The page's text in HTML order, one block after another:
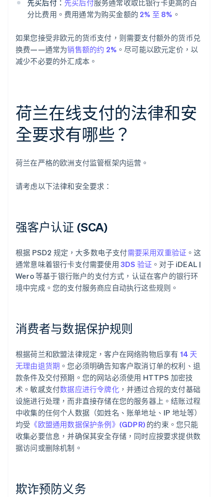
先买后付： 先买后付服务通常收取比银行卡更高的百
分比费用。费用通常为购买金额的 2% 至 8% 。
如果您接受非欧元的货币支付，则需要支付额外的货币兑
换费——通常为销售额的约 2% 。尽可能以欧元定价，以
减少不必要的外汇成本。
荷兰在线支付的法律和安
全要求有哪些？
荷兰在严格的欧洲支付监管框架内运营。
请考虑以下法律和安全要求：
强客户认证 (SCA)
根据 PSD2 规定，大多数电子支付需要采用双重验证 。这
通常意味着银行卡支付需要使用 3DS 验证 。对于 iDEAL |
Wero 等基于银行账户的支付方式，认证在客户的银行环
境中完成。您的支付服务商应自动执行这些规则。
消费者与数据保护规则
根据荷兰和欧盟法律规定，客户在网络购物后享有 14 天
无理由退货期 。您必须明确告知客户取消订单的权利、退
款条件及交付预期。您的网站必须使用 HTTPS 加密技
术。敏感支付数据应进行令牌化，并通过合规的支付基础
设施进行处理，而非直接存储在您的服务器上。结账过程
中收集的任何个人数据（如姓名、账单地址、IP 地址等）
均受 《欧盟通用数据保护条例》(GDPR) 的约束。您只能
收集必要信息，并确保其安全存储，同时应按要求提供数
据访问或删除机制。
欺诈预防义务